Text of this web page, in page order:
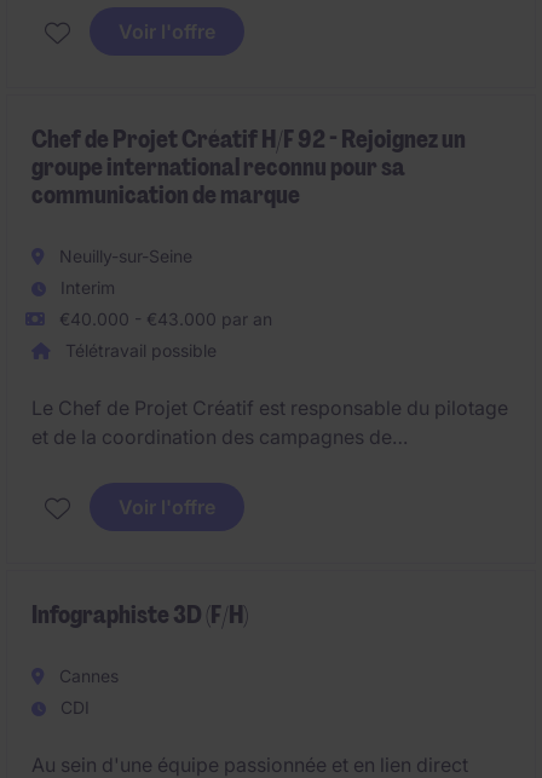
machines industrielles basée à Évry-Courcouronnes
(91). Vous participerez à la définition et au
communication et à l'analyse de la performance.
Poste à pourvoir au 1 septembre.
Voir l'offre
Chef de Projet Créatif H/F 92 - Rejoignez un
groupe international reconnu pour sa
communication de marque
Neuilly-sur-Seine
Interim
€40.000 - €43.000 par an
Télétravail possible
Le Chef de Projet Créatif est responsable du pilotage
et de la coordination des campagnes de
briefs jusqu'à la validation finale des livrables. Il
assure l'interface entre les équipes marketing, les
de la qualité des campagnes.
Voir l'offre
Infographiste 3D (F/H)
Cannes
CDI
Au sein d'une équipe passionnée et en lien direct